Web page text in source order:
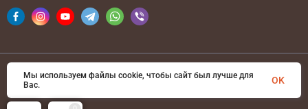
© 2026 bags-ua.com Все права защищены
Мы используем файлы cookie, чтобы сайт был лучше для
Вас.
OK